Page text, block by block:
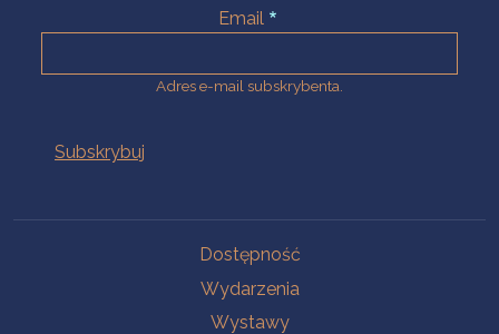
Email
Adres e-mail subskrybenta.
Dostępność
Wydarzenia
Wystawy